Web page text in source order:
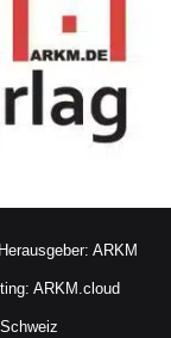
ARKM
ARKM.cloud